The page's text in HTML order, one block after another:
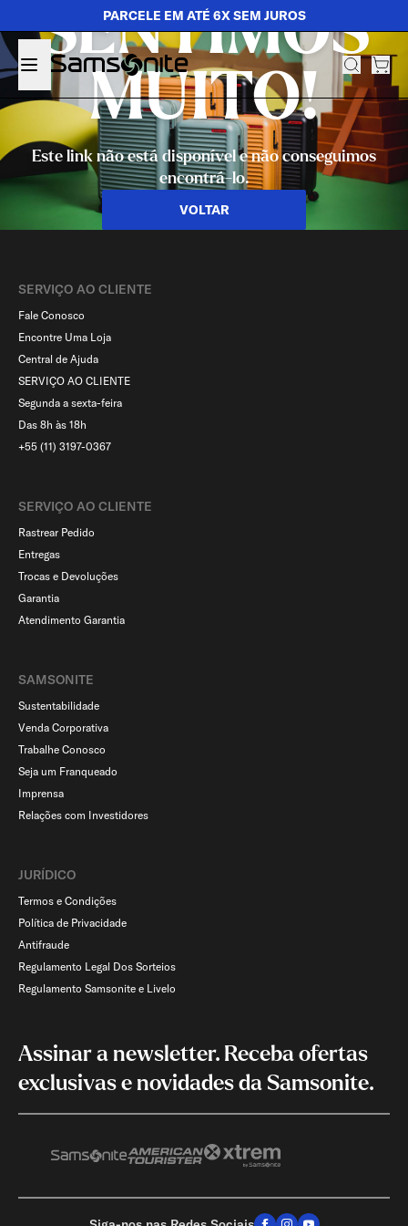
PARCELE EM ATÉ 6X SEM JUROS
SENTIMOS
MUITO!
Este link não está disponível e não conseguimos
encontrá-lo.
VOLTAR
SERVIÇO AO CLIENTE​
Fale Conosco
Encontre Uma Loja
Central de Ajuda
SERVIÇO AO CLIENTE
Segunda a sexta-feira
Das 8h às 18h
+55 (11) 3197-0367
SERVIÇO AO CLIENTE​
Rastrear Pedido
Entregas
Trocas e Devoluções
Garantia
Atendimento Garantia
SAMSONITE
Sustentabilidade
Venda Corporativa
Trabalhe Conosco
Seja um Franqueado
Imprensa
Relações com Investidores
JURÍDICO
Termos e Condições
Política de Privacidade
Antifraude
Regulamento Legal Dos Sorteios
Regulamento Samsonite e Livelo
Assinar a newsletter. Receba ofertas
exclusivas e novidades da Samsonite.